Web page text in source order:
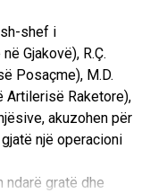
shef i
Gjakovë), R.Ç.
Posaçme), M.D.
Artilerisë Raketore),
akuzohen për
një operacioni
ndarë gratë dhe